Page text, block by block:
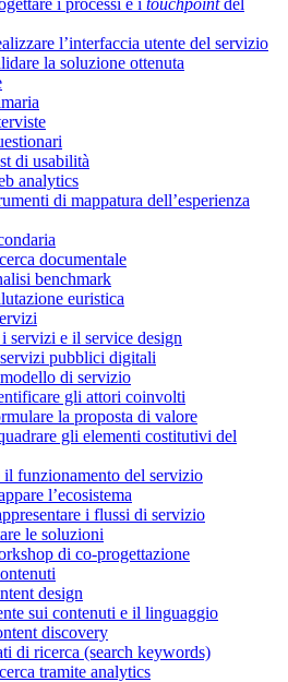
i processi e i touchpointdel
l’interfaccia utente del servizio
la soluzione ottenuta
di usabilità
analytics
di mappatura dell’esperienza
documentale
benchmark
euristica
servizi e il service design
pubblici digitali
di servizio
gli attori coinvolti
la proposta di valore
gli elementi costitutivi del
il funzionamento del servizio
l’ecosistema
i flussi di servizio
le soluzioni
di co-progettazione
design
sui contenuti e il linguaggio
discovery
di ricerca (search keywords)
tramite analytics